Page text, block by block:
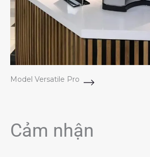
Model Versatile Pro
Cảm nhận